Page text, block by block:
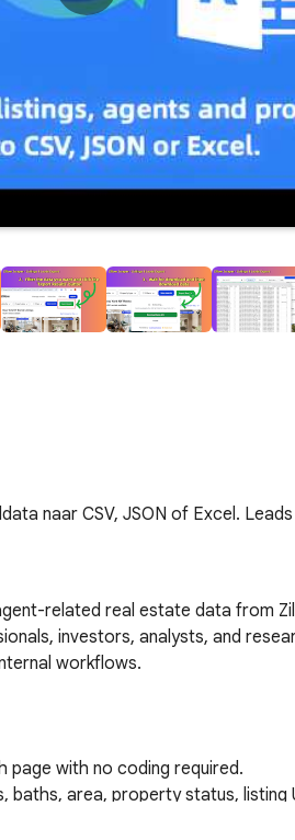
naar CSV, JSON of Excel.
related real estate data from
investors, analysts, and
workflows.
with no coding required.
baths, area, property status,